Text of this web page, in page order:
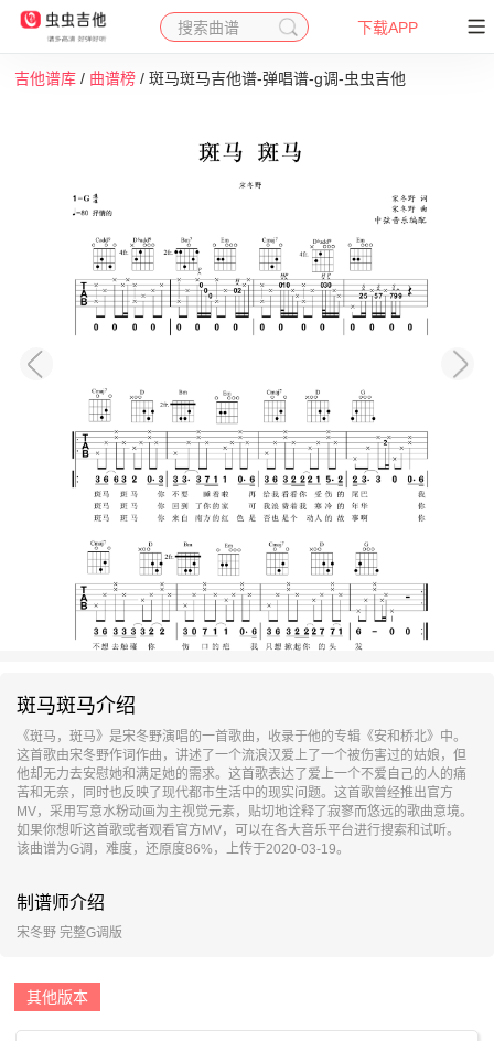
搜索曲谱 下载APP
吉他谱库 / 曲谱榜 / 斑马斑马吉他谱-弹唱谱-g调-虫虫吉他
斑马斑马介绍
《斑马，斑马》是宋冬野演唱的一首歌曲，收录于他的专辑《安和桥北》中。
这首歌由宋冬野作词作曲，讲述了一个流浪汉爱上了一个被伤害过的姑娘，但
他却无力去安慰她和满足她的需求。这首歌表达了爱上一个不爱自己的人的痛
苦和无奈，同时也反映了现代都市生活中的现实问题。这首歌曾经推出官方
MV，采用写意水粉动画为主视觉元素，贴切地诠释了寂寥而悠远的歌曲意境。
如果你想听这首歌或者观看官方MV，可以在各大音乐平台进行搜索和试听。
该曲谱为G调，难度，还原度86%，上传于2020-03-19。
制谱师介绍
宋冬野 完整G调版
其他版本